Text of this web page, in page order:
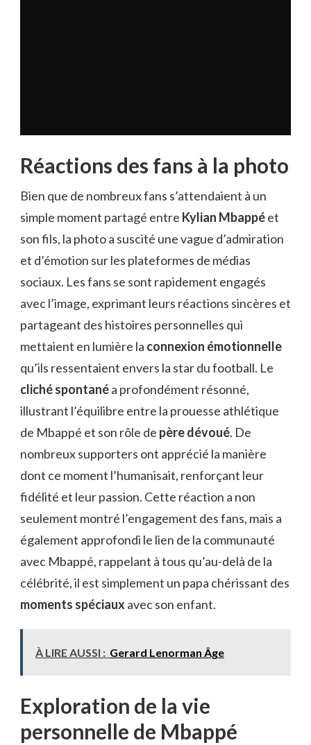
Réactions des fans à la photo
Bien que de nombreux fans s’attendaient à un
simple moment partagé entre Kylian Mbappéet
son fils, la photo a suscité une vague d’admiration
et d’émotion sur les plateformes de médias
sociaux. Les fans se sont rapidement engagés
avec l’image, exprimant leurs réactions sincères et
partageant des histoires personnelles qui
mettaient en lumière la connexion émotionnelle
qu’ils ressentaient envers la star du football. Le
cliché spontanéa profondément résonné,
illustrant l’équilibre entre la prouesse athlétique
de Mbappé et son rôle de père dévoué. De
nombreux supporters ont apprécié la manière
dont ce moment l’humanisait, renforçant leur
fidélité et leur passion. Cette réaction a non
seulement montré l’engagement des fans, mais a
également approfondi le lien de la communauté
avec Mbappé, rappelant à tous qu’au-delà de la
célébrité, il est simplement un papa chérissant des
moments spéciaux avec son enfant.
À LIRE AUSSI : Gerard Lenorman Âge
Exploration de la vie
personnelle de Mbappé